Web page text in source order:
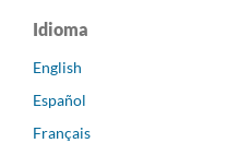
Idioma
English
Español
Français